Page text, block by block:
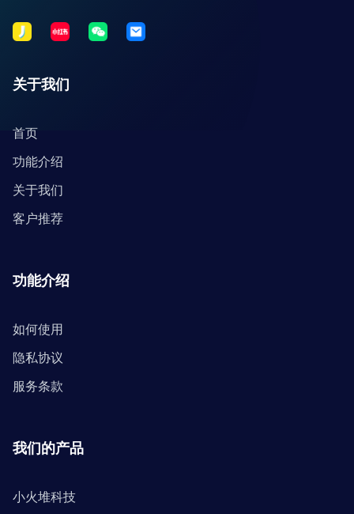
关于我们
首页
功能介绍
关于我们
客户推荐
功能介绍
如何使用
隐私协议
服务条款
我们的产品
小火堆科技